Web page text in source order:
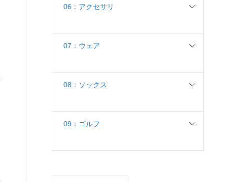
06：アクセサリ
07：ウェア
08：ソックス
09：ゴルフ